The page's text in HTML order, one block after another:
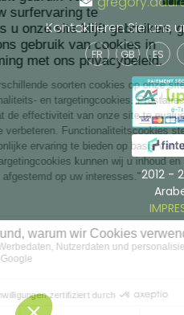
Kontaktieren Sie uns
FR GB ES
2012 -